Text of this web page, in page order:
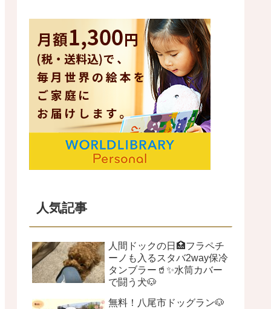
人気記事
人間ドックの日🏥フラペチ
ーノも入るスタバ2way保冷
タンブラー🥤✨水筒カバー
で闘う犬🐶
無料！八尾市ドッグラン🐶